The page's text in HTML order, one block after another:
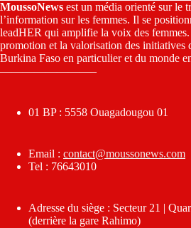
MoussoNews est un média orienté sur le
l’information sur les femmes. Il se
leadHER qui amplifie la voix des
promotion et la valorisation des initiatives
Burkina Faso en particulier et du monde
————————–
01 BP : 5558 Ouagadougou 01
Email : contact@moussonews.com
Tel : 76643010
Adresse du siège : Secteur 21 |
(derrière la gare Rahimo)